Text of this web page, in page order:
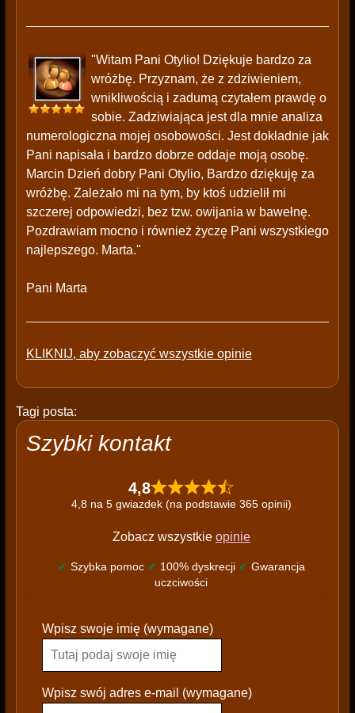
"Witam Pani Otylio! Dziękuje bardzo za
wróżbę. Przyznam, że z zdziwieniem,
wnikliwością i zadumą czytałem prawdę o
sobie. Zadziwiająca jest dla mnie analiza
numerologiczna mojej osobowości. Jest dokładnie jak
Pani napisała i bardzo dobrze oddaje moją osobę.
Marcin Dzień dobry Pani Otylio, Bardzo dziękuję za
wróżbę. Zależało mi na tym, by ktoś udzielił mi
szczerej odpowiedzi, bez tzw. owijania w bawełnę.
Pozdrawiam mocno i również życzę Pani wszystkiego
najlepszego. Marta."
Pani Marta
KLIKNIJ, aby zobaczyć wszystkie opinie
Tagi posta:
Szybki kontakt
4,8
4,8 na 5 gwiazdek (na podstawie 365 opinii)
Zobacz wszystkie opinie
✔ Szybka pomoc ✔ 100% dyskrecji ✔ Gwarancja
uczciwości
l
a
s
Wpisz swoje imię (wymagane)
Wpisz swój adres e-mail (wymagane)